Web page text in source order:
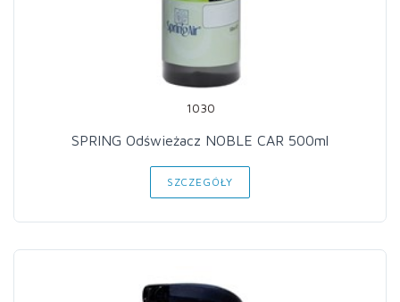
1030
SPRING Odświeżacz NOBLE CAR 500ml
SZCZEGÓŁY